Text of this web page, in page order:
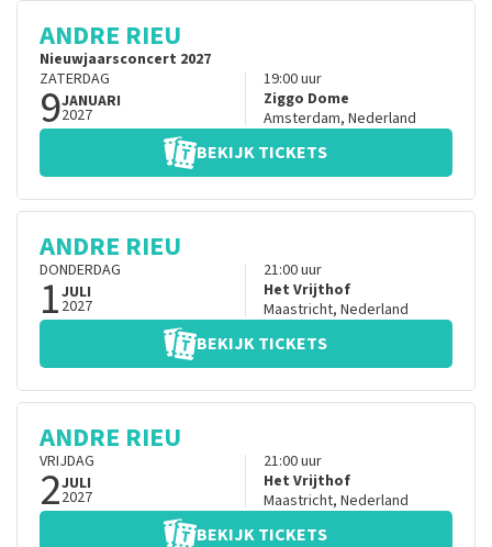
ANDRE RIEU
Nieuwjaarsconcert 2027
ZATERDAG
9JANUARI
2027
19:00uur
Ziggo Dome
Amsterdam, Nederland
BEKIJK TICKETS
ANDRE RIEU
DONDERDAG
1JULI
2027
21:00uur
Het Vrijthof
Maastricht, Nederland
BEKIJK TICKETS
ANDRE RIEU
VRIJDAG
2JULI
2027
21:00uur
Het Vrijthof
Maastricht, Nederland
BEKIJK TICKETS